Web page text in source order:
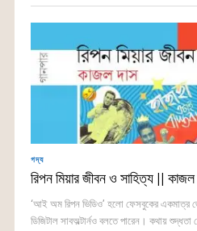
গদ্য
রিপন মিয়ার জীবন ও সাহিত্য || কাজল
‘আই অম রিপন ভিডিও’ হলো ফেসবুকের একমাত্র
ডিজিটাল সাবঅল্টার্নও বলতে পারেন। কথায়